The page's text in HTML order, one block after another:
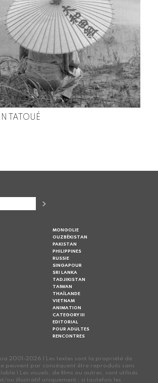
TATOUÉ
MONGOLIE
OUZBÉKISTAN
PAKISTAN
PHILIPPINES
RUSSIE
SINGAPOUR
SRI LANKA
TADJIKISTAN
TAIWAN
THAÏLANDE
VIETNAM
ANIMATION
CATEGORY III
EDITORIAL
POUR ADULTES
RENCONTRES
2001-2026 | Les textes sont la propriété de
peuvent par conséquent être reproduits sans
| Les visuels, de films ou autres, sont utilisés
ou illustratif uniquement ; si toutefois les